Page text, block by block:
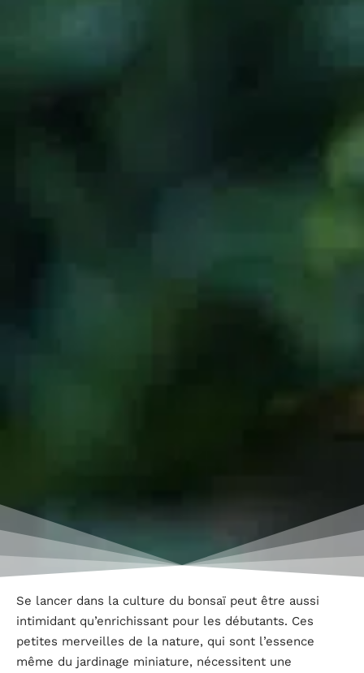
Se lancer dans la culture du bonsaï peut être aussi
intimidant qu’enrichissant pour les débutants. Ces
petites merveilles de la nature, qui sont l’essence
même du jardinage miniature, nécessitent une